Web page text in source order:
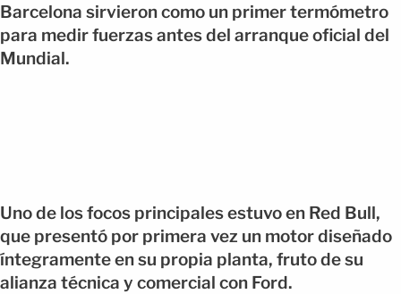
Barcelona sirvieron como un primer termómetro
para medir fuerzas antes del arranque oficial del
Mundial.
Uno de los focos principales estuvo en Red Bull,
que presentó por primera vez un motor diseñado
íntegramente en su propia planta, fruto de su
alianza técnica y comercial con Ford.